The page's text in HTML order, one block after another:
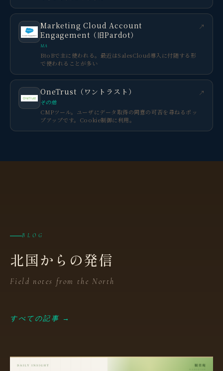
Marketing Cloud Account
Engagement（旧Pardot）
MA
BtoBで主に使われる。最近はSalesCloud導入に付随する形
で使われることが多い
↗
OneTrust（ワントラスト）
その他
CMPツール。ユーザにデータ取得の同意の可否を尋ねるポッ
プアップです。Cookie制御に利用。
↗
BLOG
北国からの発信
Field notes from the North
すべての記事 →